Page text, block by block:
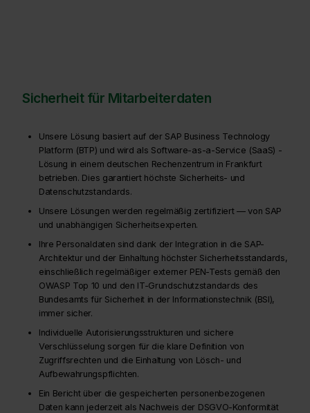
Sicherheit für Mitarbeiterdaten
Unsere Lösung basiert auf der SAP Business Technology
Platform (BTP) und wird als Software-as-a-Service (SaaS) -
Lösung in einem deutschen Rechenzentrum in Frankfurt
betrieben. Dies garantiert höchste Sicherheits- und
Datenschutzstandards.
Unsere Lösungen werden regelmäßig zertifiziert — von SAP
und unabhängigen Sicherheitsexperten.
Ihre Personaldaten sind dank der Integration in die SAP-
Architektur und der Einhaltung höchster Sicherheitsstandards,
einschließlich regelmäßiger externer PEN-Tests gemäß den
OWASP Top 10 und den IT-Grundschutzstandards des
Bundesamts für Sicherheit in der Informationstechnik (BSI),
immer sicher.
Individuelle Autorisierungsstrukturen und sichere
Verschlüsselung sorgen für die klare Definition von
Zugriffsrechten und die Einhaltung von Lösch- und
Aufbewahrungspflichten.
Ein Bericht über die gespeicherten personenbezogenen
Daten kann jederzeit als Nachweis der DSGVO-Konformität